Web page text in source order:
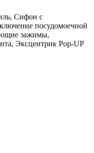
Сифон с
посудомоечной
зажимы,
Эксцентрик Pop-UP